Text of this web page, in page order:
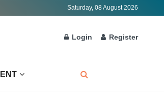
Saturday, 08 August 2026
Login Register